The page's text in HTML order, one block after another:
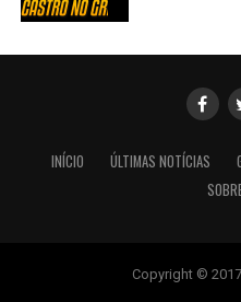
INÍCIO ÚLTIMAS NOTÍCIAS
Copyright ©